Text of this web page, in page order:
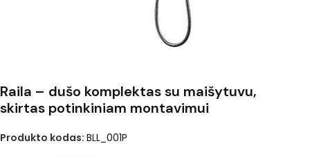
Raila – dušo komplektas su maišytuvu,
skirtas potinkiniam montavimui
Produkto kodas: BLL_001P